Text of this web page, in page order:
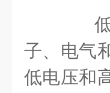
低
子、电气
低电压和